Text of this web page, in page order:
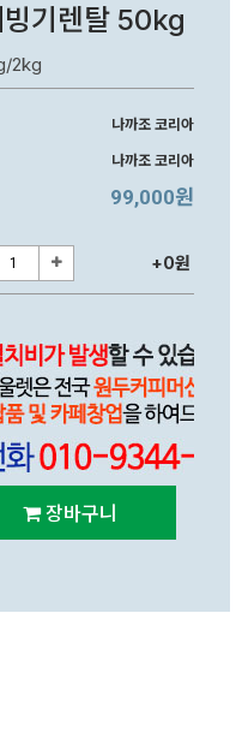
빙기렌탈 50kg
2kg
나까조 코리아
나까조 코리아
99,000원
+0원
장바구니